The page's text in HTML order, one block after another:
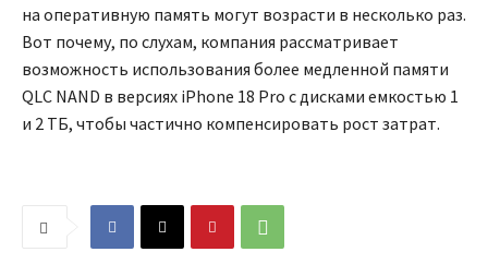
на оперативную память могут возрасти в несколько раз.
Вот почему, по слухам, компания рассматривает
возможность использования более медленной памяти
QLC NAND в версиях iPhone 18 Pro с дисками емкостью 1
и 2 ТБ, чтобы частично компенсировать рост затрат.